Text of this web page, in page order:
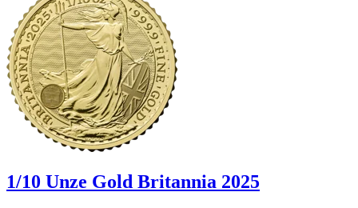
1/10 Unze Gold Britannia 2025